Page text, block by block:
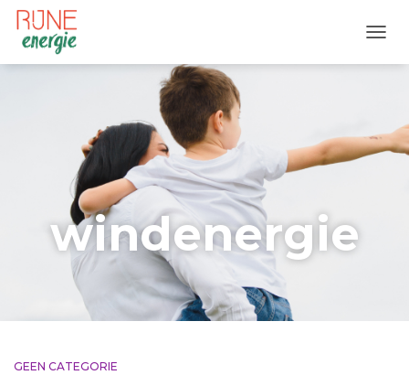
windenergie
GEEN CATEGORIE